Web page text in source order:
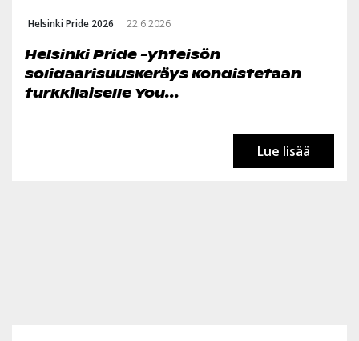
Helsinki Pride 2026 22.6.2026
Helsinki Pride -yhteisön
solidaarisuuskeräys kohdistetaan
turkkilaiselle You...
Lue lisää